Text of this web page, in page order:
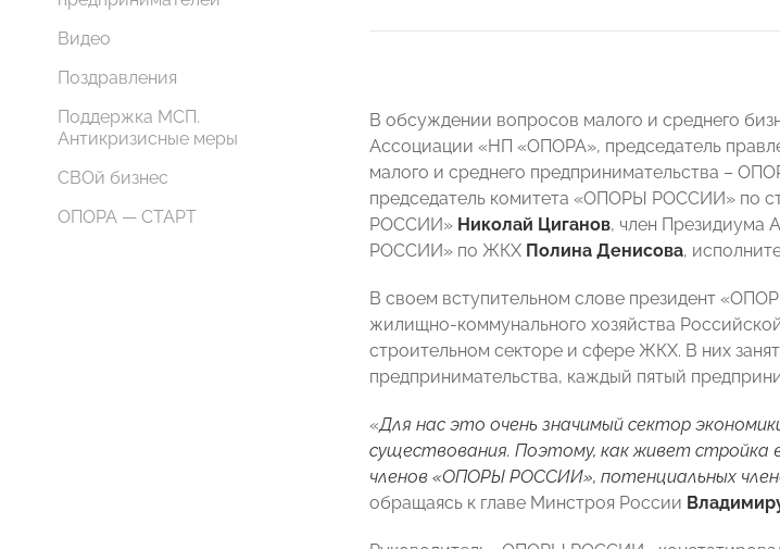
Видео
Поздравления
Поддержка МСП.
Антикризисные меры
СВОй бизнес
ОПОРА — СТАРТ
В обсуждении вопросов малого и среднего
Ассоциации «НП «ОПОРА», председатель
малого и среднего предпринимательства –
председатель комитета «ОПОРЫ РОССИИ» по
РОССИИ» Николай Циганов, член Президиума
РОССИИ» по ЖКХ Полина Денисова,
В своем вступительном слове президент
жилищно-коммунального хозяйства
строительном секторе и сфере ЖКХ. В них
предпринимательства, каждый пятый
«Для нас это очень значимый сектор
существования. Поэтому, как живет
членов «ОПОРЫ РОССИИ», потенциальных
обращаясь к главе Минстроя России